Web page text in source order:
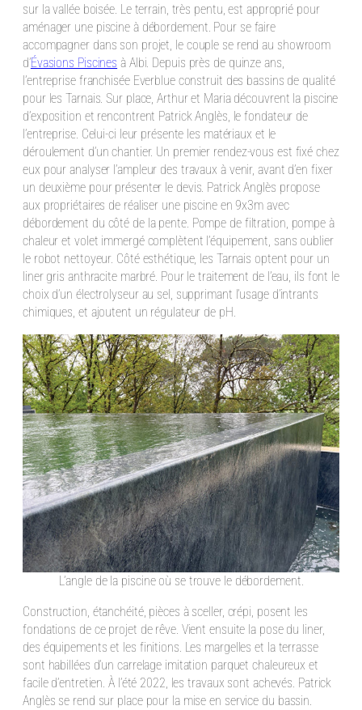
sur la vallée boisée. Le terrain, très pentu, est approprié pour
aménager une piscine à débordement. Pour se faire
accompagner dans son projet, le couple se rend au showroom
d’Évasions Piscines à Albi. Depuis près de quinze ans,
l’entreprise franchisée Everblue construit des bassins de qualité
pour les Tarnais. Sur place, Arthur et Maria découvrent la piscine
d’exposition et rencontrent Patrick Anglès, le fondateur de
l’entreprise. Celui-ci leur présente les matériaux et le
déroulement d’un chantier. Un premier rendez-vous est fixé chez
eux pour analyser l’ampleur des travaux à venir, avant d’en fixer
un deuxième pour présenter le devis. Patrick Anglès propose
aux propriétaires de réaliser une piscine en 9x3m avec
débordement du côté de la pente. Pompe de filtration, pompe à
chaleur et volet immergé complètent l’équipement, sans oublier
le robot nettoyeur. Côté esthétique, les Tarnais optent pour un
liner gris anthracite marbré. Pour le traitement de l’eau, ils font le
choix d’un électrolyseur au sel, supprimant l’usage d’intrants
chimiques, et ajoutent un régulateur de pH.
L’angle de la piscine où se trouve le débordement.
Construction, étanchéité, pièces à sceller, crépi, posent les
fondations de ce projet de rêve. Vient ensuite la pose du liner,
des équipements et les finitions. Les margelles et la terrasse
sont habillées d’un carrelage imitation parquet chaleureux et
facile d’entretien. À l’été 2022, les travaux sont achevés. Patrick
Anglès se rend sur place pour la mise en service du bassin.